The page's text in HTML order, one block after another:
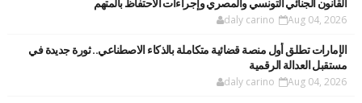
القانون الجنائي التونسي والمصري وإجراءات الاحتفاظ بالمتهم
daly carino Aug 04, 2026
الإمارات تطلق أول منصة قضائية متكاملة بالذكاء الاصطناعي.. ثورة جديدة في
مستقبل العدالة الرقمية
daly carino Aug 04, 2026